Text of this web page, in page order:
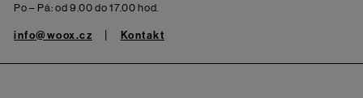
Po – Pá: od 9.00 do 17.00 hod.
info@woox.cz Kontakt